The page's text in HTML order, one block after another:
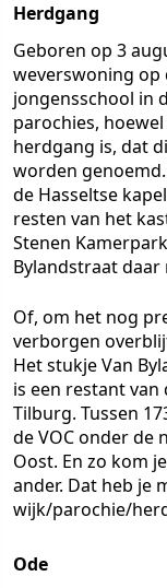
Herdgang
Geboren op 3
weverswoning op
jongensschool in
parochies,
herdgang is, dat
worden
de Hasseltse
resten van het
Stenen
Bylandstraat daar
Of, om het nog
verborgen
Het stukje Van
is een restant
Tilburg. Tussen
de VOC onder de
Oost. En zo kom
ander. Dat heb je
wijk/parochie/
Ode